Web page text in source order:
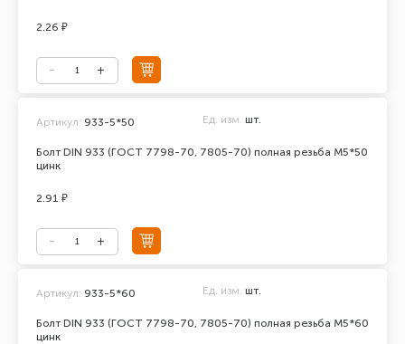
2.26 ₽
Болт DIN 933 (ГОСТ 7798-70, 7805-70) полная резьба М5*50
цинк
Артикул: 933-5*50 Ед. изм. шт.
2.91 ₽
Болт DIN 933 (ГОСТ 7798-70, 7805-70) полная резьба М5*60
цинк
Артикул: 933-5*60 Ед. изм. шт.